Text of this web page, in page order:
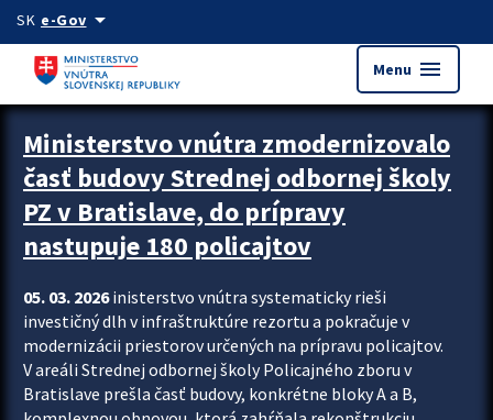
Preskocit na hlavný obsah
SK e-Govarrow_drop_down
Menu menu
Ministerstvo vnútra zmodernizovalo
časť budovy Strednej odbornej školy
PZ v Bratislave, do prípravy
nastupuje 180 policajtov
05. 03. 2026inisterstvo vnútra systematicky rieši
investičný dlh v infraštruktúre rezortu a pokračuje v
modernizácii priestorov určených na prípravu policajtov.
V areáli Strednej odbornej školy Policajného zboru v
Bratislave prešla časť budovy, konkrétne bloky A a B,